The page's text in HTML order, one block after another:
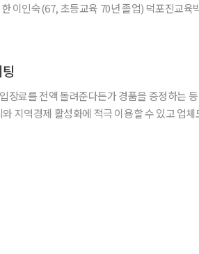
이인숙(67, 초등교육 70년 졸업) 덕포진교육
장료를 전액 돌려준다든가 경품을 증정하는